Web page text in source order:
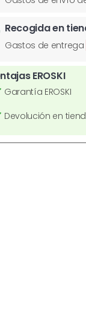
Recogida en
Gastos de entrega
EROSKI
Garantía EROSKI
Devolución en